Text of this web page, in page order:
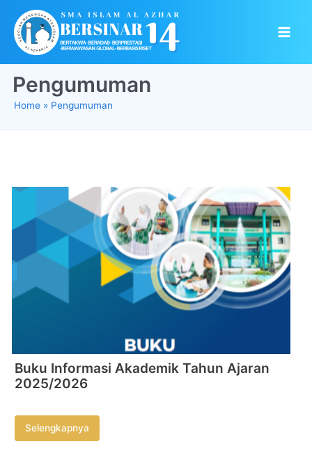
Home Pengumuman
Pengumuman
Buku Informasi Akademik Tahun Ajaran
2025/2026
Selengkapnya